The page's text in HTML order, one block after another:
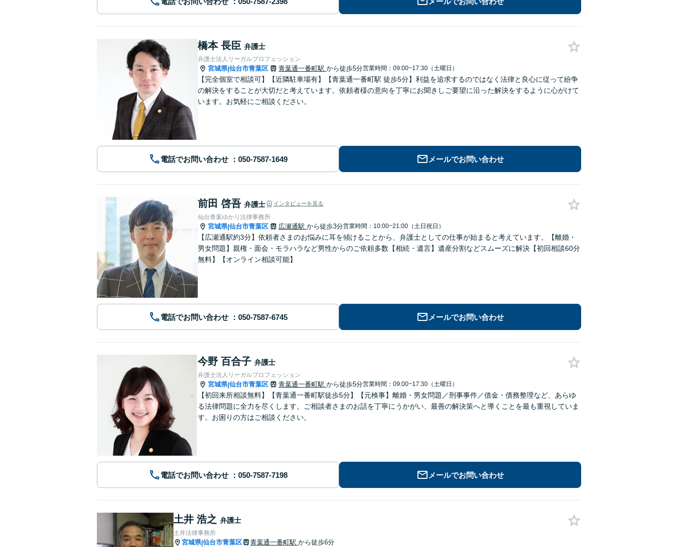
橋本 長臣 弁護士
弁護士法人リーガルプロフェッション
宮城県|仙台市青葉区 青葉通一番町駅 から徒歩5分営業時間：09:00~17:30（土曜日）
【完全個室で相談可】【近隣駐車場有】【青葉通一番町駅 徒歩5分】利益を追求するのではなく法律と良心に従って紛争
の解決をすることが大切だと考えています。依頼者様の意向を丁寧にお聞きしご要望に沿った解決をするように心がけて
います。お気軽にご相談ください。
電話でお問い合わせ メールでお問い合わせ
前田 啓吾 弁護士 インタビューを見る
仙台青葉ゆかり法律事務所
宮城県|仙台市青葉区 広瀬通駅 から徒歩3分営業時間：10:00~21:00（土日祝日）
【広瀬通駅約3分】依頼者さまのお悩みに耳を傾けることから、弁護士としての仕事が始まると考えています。【離婚・
男女問題】親権・面会・モラハラなど男性からのご依頼多数【相続・遺言】遺産分割などスムーズに解決【初回相談60分
無料】【オンライン相談可能】
電話でお問い合わせ メールでお問い合わせ
今野 百合子 弁護士
弁護士法人リーガルプロフェッション
宮城県|仙台市青葉区 青葉通一番町駅 から徒歩5分営業時間：09:00~17:30（土曜日）
【初回来所相談無料】【青葉通一番町駅徒歩5分】【元検事】離婚・男女問題／刑事事件／借金・債務整理など、あらゆ
る法律問題に全力を尽くします。ご相談者さまのお話を丁寧にうかがい、最善の解決策へと導くことを最も重視していま
す。お困りの方はご相談ください。
電話でお問い合わせ メールでお問い合わせ
土井 浩之 弁護士
土井法律事務所
宮城県|仙台市青葉区 青葉通一番町駅 から徒歩6分